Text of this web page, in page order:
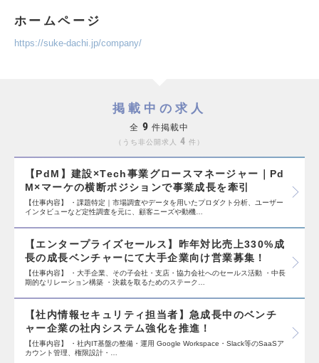
ホームページ
https://suke-dachi.jp/company/
掲載中の求人
全 9 件掲載中
うち非公開求人 4 件
【PdM】建設×Tech事業グロースマネージャー｜Pd
M×マーケの横断ポジションで事業成長を牽引
【仕事内容】 ・課題特定｜市場調査やデータを用いたプロダクト分析、ユーザー
インタビューなど定性調査を元に、顧客ニーズや動機…
【エンタープライズセールス】昨年対比売上330%成
長の成長ベンチャーにて大手企業向け営業募集！
【仕事内容】 ・大手企業、その子会社・支店・協力会社へのセールス活動 ・中長
期的なリレーション構築 ・決裁を取るためのステーク…
【社内情報セキュリティ担当者】急成長中のベンチ
ャー企業の社内システム強化を推進！
【仕事内容】 ・社内IT基盤の整備・運用 Google Workspace・Slack等のSaaSア
カウント管理、権限設計・…